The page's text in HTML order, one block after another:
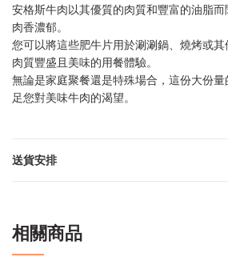
安格斯牛肉以其優質的肉質和豐富的油脂而
肉香濃郁。
您可以將這些肥牛片用於涮涮鍋、燒烤或
肉質豐盛且美味的用餐體驗。
無論是家庭聚餐還是特殊場合，這份大份
足您對美味牛肉的渴望。
送貨安排
相關商品